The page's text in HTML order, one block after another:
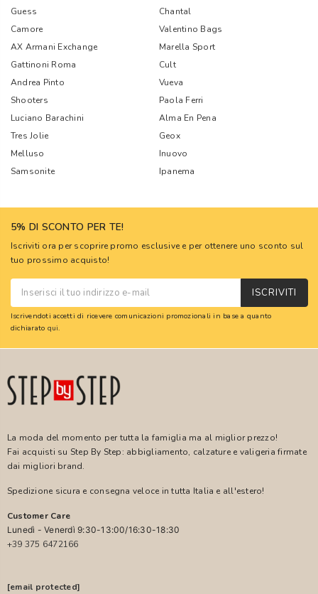
Guess
Chantal
Camore
Valentino Bags
AX Armani Exchange
Marella Sport
Gattinoni Roma
Cult
Andrea Pinto
Vueva
Shooters
Paola Ferri
Luciano Barachini
Alma En Pena
Tres Jolie
Geox
Melluso
Inuovo
Samsonite
Ipanema
5% DI SCONTO PER TE!
Iscriviti ora per scoprire promo esclusive e per ottenere uno sconto sul
tuo prossimo acquisto!
ISCRIVITI
Iscrivendoti accetti di ricevere comunicazioni promozionali in base a quanto
dichiarato qui.
La moda del momento per tutta la famiglia ma al miglior prezzo!
Fai acquisti su Step By Step: abbigliamento, calzature e valigeria firmate
dai migliori brand.
Spedizione sicura e consegna veloce in tutta Italia e all'estero!
Customer Care
Lunedì - Venerdì 9:30-13:00/16:30-18:30
+39 375 6472166
[email protected]